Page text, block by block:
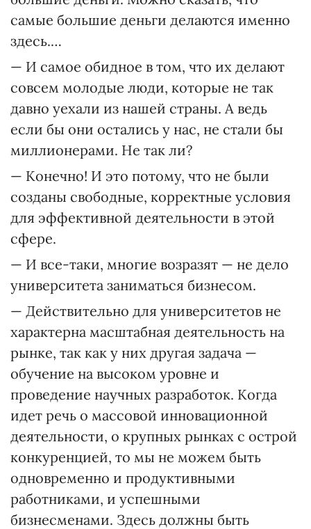
самые большие деньги делаются именно
здесь.…
— И самое обидное в том, что их делают
совсем молодые люди, которые не так
давно уехали из нашей страны. А ведь
если бы они остались у нас, не стали бы
миллионерами. Не так ли?
— Конечно! И это потому, что не были
созданы свободные, корректные условия
для эффективной деятельности в этой
сфере.
— И все-таки, многие возразят — не дело
университета заниматься бизнесом.
— Действительно для университетов не
характерна масштабная деятельность на
рынке, так как у них другая задача —
обучение на высоком уровне и
проведение научных разработок. Когда
идет речь о массовой инновационной
деятельности, о крупных рынках с острой
конкуренцией, то мы не можем быть
одновременно и продуктивными
работниками, и успешными
бизнесменами. Здесь должны быть